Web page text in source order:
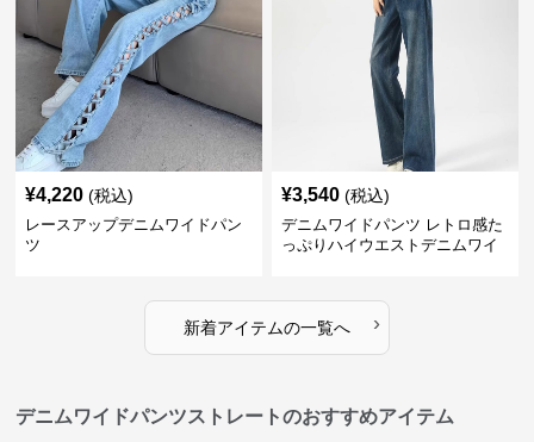
¥4,220 (税込)
レースアップデニムワイドパン
ツ
¥3,540 (税込)
デニムワイドパンツ レトロ感た
っぷりハイウエストデニムワイ
新着アイテムの一覧へ ›
デニムワイドパンツストレートのおすすめアイテム